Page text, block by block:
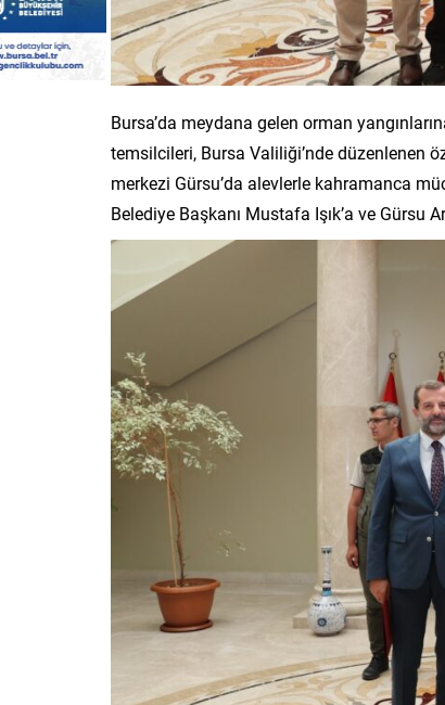
Bursa’da meydana gelen orman
temsilcileri, Bursa Valiliği’nde düzenlenen
merkezi Gürsu’da alevlerle kahramanca
Belediye Başkanı Mustafa Işık’a ve Gürsu